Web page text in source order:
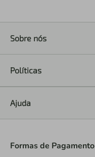
Sobre nós
Políticas
Ajuda
Formas de Pagamento